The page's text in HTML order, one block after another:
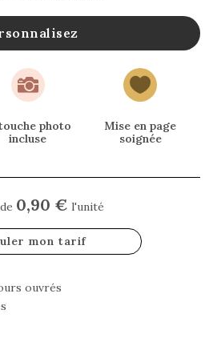

photo
incluse

Mise en page
soignée
0,90 € l'unité
mon tarif
ouvrés